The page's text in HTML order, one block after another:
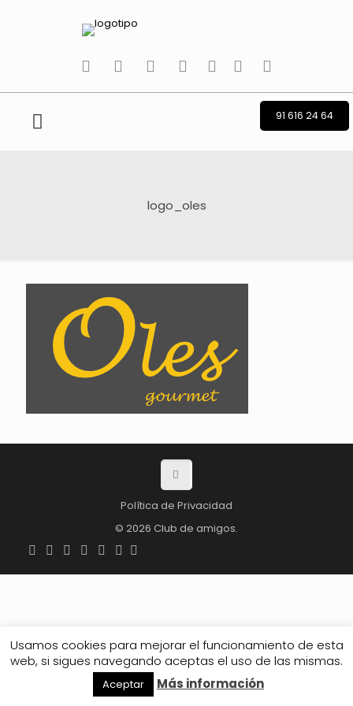
tiktokfacebook
instagram
TwitterYoutube
Telegramwhatsapp
91 616 24 64
logo_oles
Política de Privacidad
© 2026 Club de amigos.
Usamos cookies para mejorar el funcionamiento de esta
web, si sigues navegando aceptas el uso de las mismas.
Aceptar Más información